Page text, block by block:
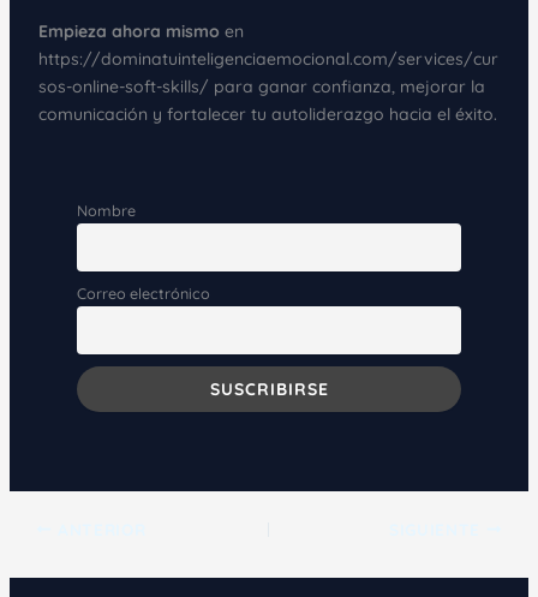
Empieza ahora mismo en
https://dominatuinteligenciaemocional.com/services/cur
sos-online-soft-skills/ para ganar confianza, mejorar la
comunicación y fortalecer tu autoliderazgo hacia el éxito.
Nombre
Correo electrónico